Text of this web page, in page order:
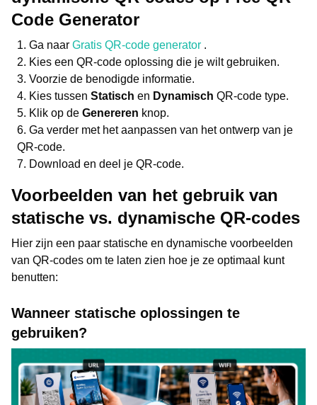
Code Generator
Ga naar Gratis QR-code generator .
Kies een QR-code oplossing die je wilt gebruiken.
Voorzie de benodigde informatie.
Kies tussen Statisch en Dynamisch QR-code type.
Klik op de Genereren knop.
Ga verder met het aanpassen van het ontwerp van je
QR-code.
Download en deel je QR-code.
Voorbeelden van het gebruik van
statische vs. dynamische QR-codes
Hier zijn een paar statische en dynamische voorbeelden
van QR-codes om te laten zien hoe je ze optimaal kunt
benutten:
Wanneer statische oplossingen te
gebruiken?